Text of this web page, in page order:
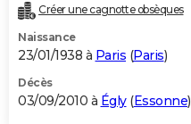
Créer une cagnotte obsèques
Naissance
23/01/1938 à Paris (Paris)
Décès
03/09/2010 à Égly(Essonne)